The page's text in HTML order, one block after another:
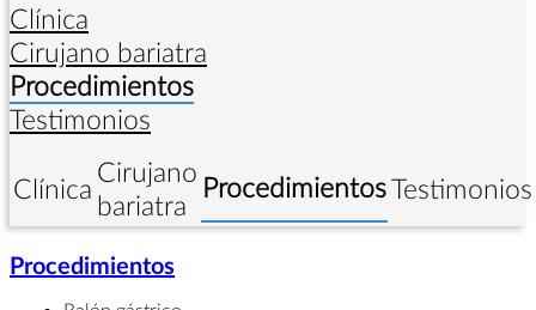
Clínica
Cirujano bariatra
Procedimientos
Testimonios
Clínica Cirujano
bariatra
ProcedimientosTestimonios
Procedimientos